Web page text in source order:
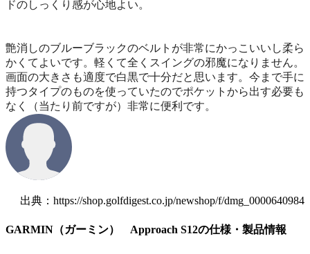
ドのしっくり感が心地よい。
艶消しのブルーブラックのベルトが非常にかっこいいし柔ら
かくてよいです。軽くて全くスイングの邪魔になりません。
画面の大きさも適度で白黒で十分だと思います。今まで手に
持つタイプのものを使っていたのでポケットから出す必要も
なく（当たり前ですが）非常に便利です。
出典：https://shop.golfdigest.co.jp/newshop/f/dmg_0000640984
GARMIN（ガーミン） Approach S12の仕様・製品情報